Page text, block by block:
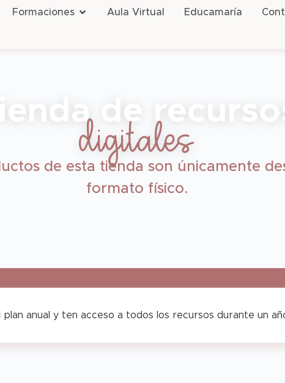
Formaciones Aula Virtual Educamaría
de
digitales
de esta tienda son únicamente
formato físico.
plan anual y ten acceso a todos los recursos durante un